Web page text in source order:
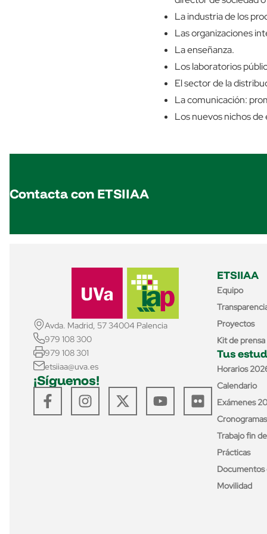
La industria de los
Las organizaciones
La enseñanza.
Los laboratorios
El sector de la
La comunicación:
Los nuevos nichos
Contacta con ETSIIAA
Avda. Madrid, 57 34004 Palencia
979 108 300
979 108 301
etsiiaa@uva.es
¡Síguenos!
ETSIIAA
Equipo
Proyectos
Kit de prensa
Tus
Horarios
Calendario
Exámenes
Cronogramas
Trabajo fin
Prácticas
Documentos
Movilidad